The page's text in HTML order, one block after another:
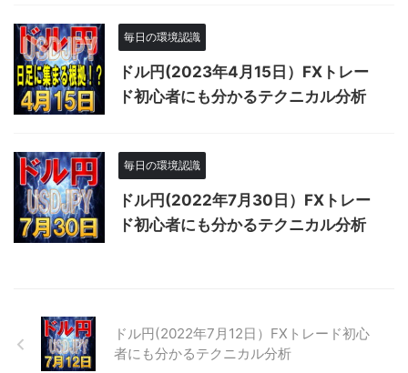
毎日の環境認識
ドル円(2023年4月15日）FXトレー
ド初心者にも分かるテクニカル分析
毎日の環境認識
ドル円(2022年7月30日）FXトレー
ド初心者にも分かるテクニカル分析
ドル円(2022年7月12日）FXトレード初心
者にも分かるテクニカル分析